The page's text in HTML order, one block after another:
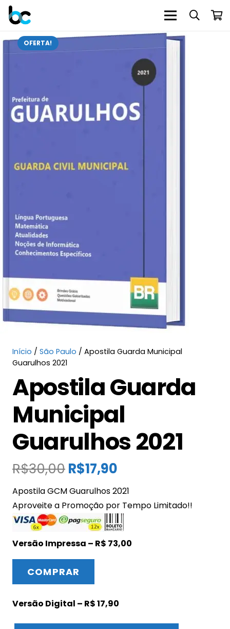
OFERTA!
Início / São Paulo / Apostila Guarda Municipal
Guarulhos 2021
Apostila Guarda
Municipal
Guarulhos 2021
R$30,00O
original
era:
R$30,00.
R$17,90
atual
é:
R$17,90.
Apostila GCM Guarulhos 2021
Aproveite a Promoção por Tempo Limitado!!
Versão Impressa – R$ 73,00
COMPRAR
Versão Digital – R$ 17,90